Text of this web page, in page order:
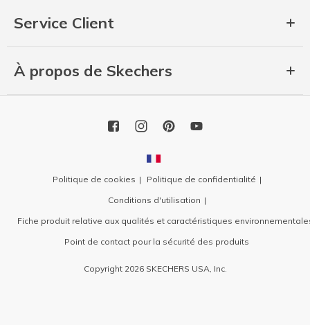
Service Client
À propos de Skechers
Politique de cookies
Politique de confidentialité
Conditions d'utilisation
Fiche produit relative aux qualités et caractéristiques
Point de contact pour la sécurité des produits
Copyright 2026 SKECHERS USA, Inc.